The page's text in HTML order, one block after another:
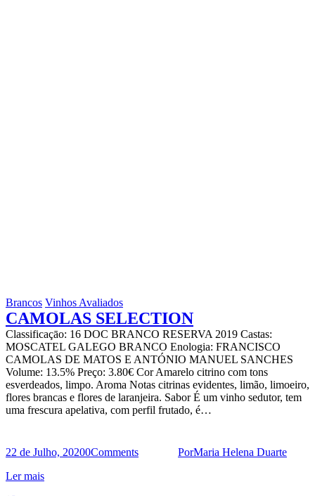
Brancos Vinhos Avaliados
CAMOLAS SELECTION
Classificaçāo: 16 DOC BRANCO RESERVA 2019 Castas:
MOSCATEL GALEGO BRANCO Enologia: FRANCISCO
CAMOLAS DE MATOS E ANTÓNIO MANUEL SANCHES
Volume: 13.5% Preço: 3.80€ Cor Amarelo citrino com tons
esverdeados, limpo. Aroma Notas citrinas evidentes, limão, limoeiro,
flores brancas e flores de laranjeira. Sabor É um vinho sedutor, tem
uma frescura apelativa, com perfil frutado, é…
22 de Julho, 20200Comments PorMaria Helena Duarte
Ler mais